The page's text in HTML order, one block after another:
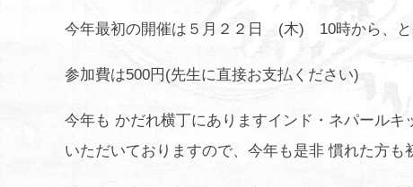
今年最初の開催は５月２２日 (木) 10時から、と
参加費は500円(先生に直接お支払ください)
今年も かだれ横丁にありますインド・ネパール
いただいておりますので、今年も是非 慣れた方も